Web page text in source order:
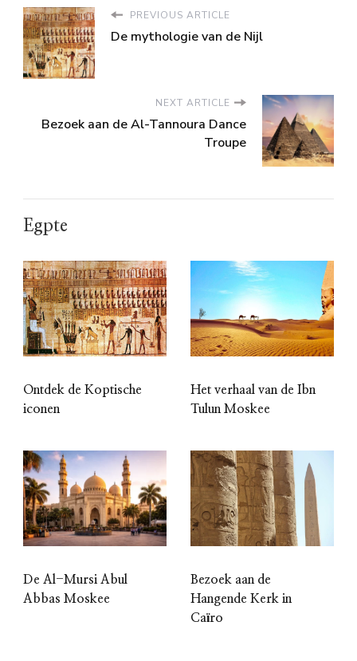
PREVIOUS ARTICLE
De mythologie van de Nijl
NEXT ARTICLE
Bezoek aan de Al-Tannoura Dance
Troupe
Egpte
Ontdek de Koptische
iconen
Het verhaal van de Ibn
Tulun Moskee
De Al-Mursi Abul
Abbas Moskee
Bezoek aan de
Hangende Kerk in
Caïro